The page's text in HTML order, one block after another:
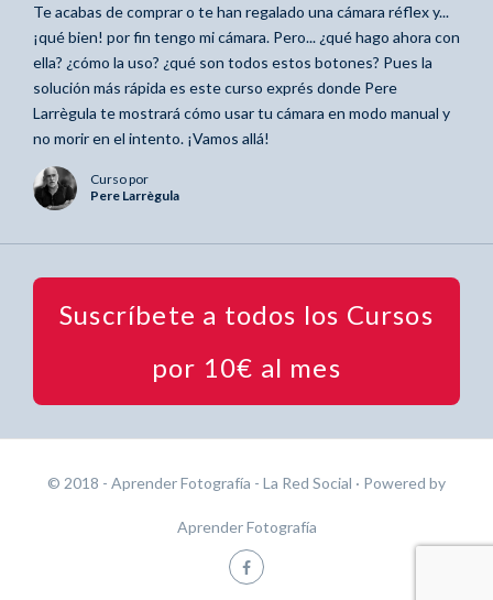
Te acabas de comprar o te han regalado una cámara réflex y...
¡qué bien! por fin tengo mi cámara. Pero... ¿qué hago ahora con
ella? ¿cómo la uso? ¿qué son todos estos botones? Pues la
solución más rápida es este curso exprés donde Pere
Larrègula te mostrará cómo usar tu cámara en modo manual y
no morir en el intento. ¡Vamos allá!
Curso por
Pere Larrègula
Suscríbete a todos los Cursos
por 10€ al mes
© 2018 - Aprender Fotografía - La Red Social · Powered by
Aprender Fotografía